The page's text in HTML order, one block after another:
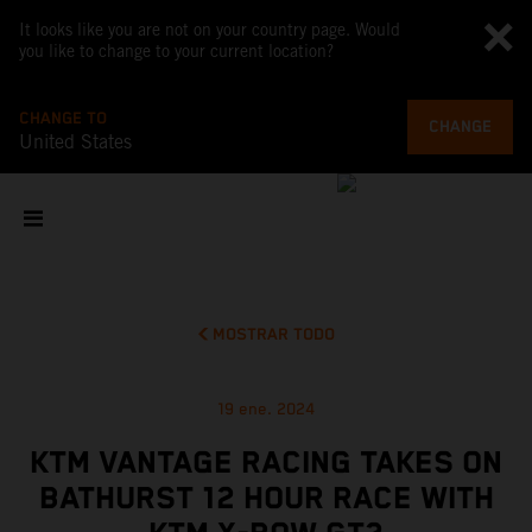
It looks like you are not on your country page. Would
you like to change to your current location?
CHANGE TO
United States
CHANGE
MOSTRAR TODO
19 ene. 2024
KTM VANTAGE RACING TAKES ON
BATHURST 12 HOUR RACE WITH